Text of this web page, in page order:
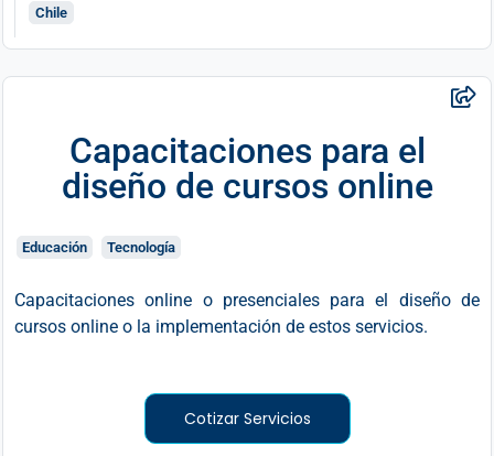
Chile
Capacitaciones para el
diseño de cursos online
Educación Tecnología
Capacitaciones online o presenciales para el diseño de
cursos online o la implementación de estos servicios.
Cotizar Servicios